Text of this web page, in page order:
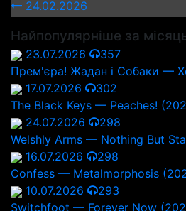
24.02.2026
Найпопулярніше за
23.07.2026
357
Прем'єра! Жадан і Собаки —
17.07.2026
302
The Black Keys — Peaches!
24.07.2026
298
Welshly Arms — Nothing But
16.07.2026
298
Confess — Metalmorphosis
10.07.2026
293
Switchfoot — Forever Now